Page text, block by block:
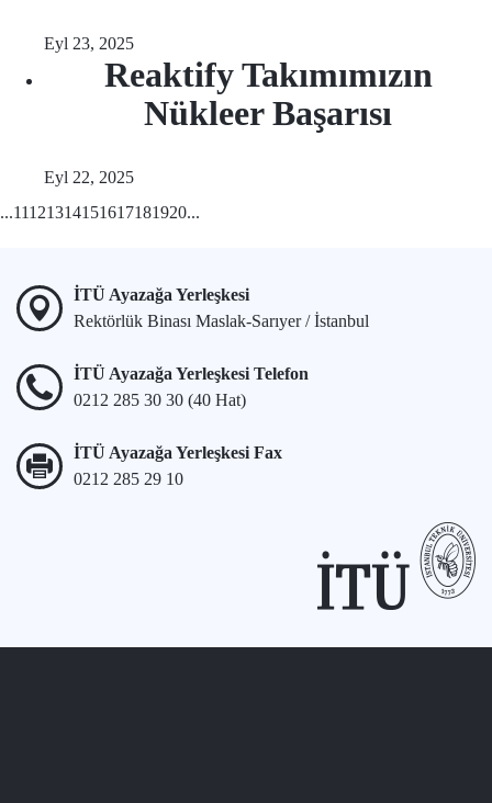
Eyl 23, 2025
Reaktify Takımımızın
Nükleer Başarısı
Eyl 22, 2025
...11121314151617181920...
İTÜ Ayazağa Yerleşkesi
Rektörlük Binası Maslak-Sarıyer / İstanbul
İTÜ Ayazağa Yerleşkesi Telefon
0212 285 30 30 (40 Hat)
İTÜ Ayazağa Yerleşkesi Fax
0212 285 29 10